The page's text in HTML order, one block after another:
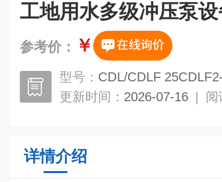
工地用水多级冲压泵
参考价： ￥
型号： CDL/CDLF
更新时间： 2026-07-16 | 阅
详情介绍